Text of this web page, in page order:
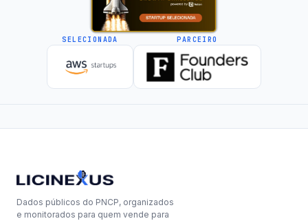
SELECIONADA PARCEIRO
Dados públicos do PNCP, organizados
e monitorados para quem vende para